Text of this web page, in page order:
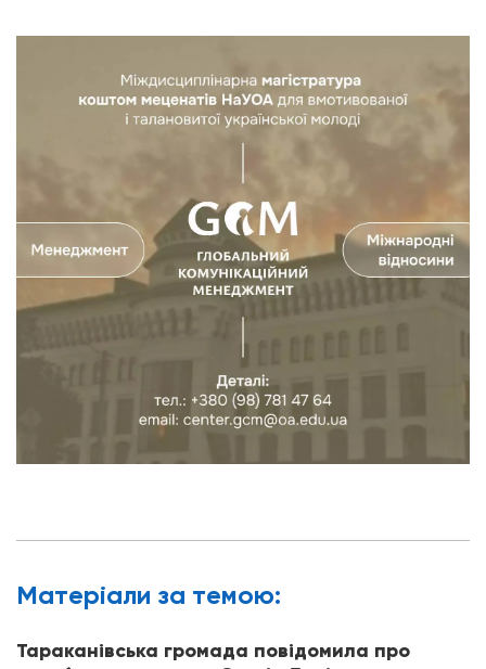
Матерiали за темою:
Тараканівська громада повідомила про